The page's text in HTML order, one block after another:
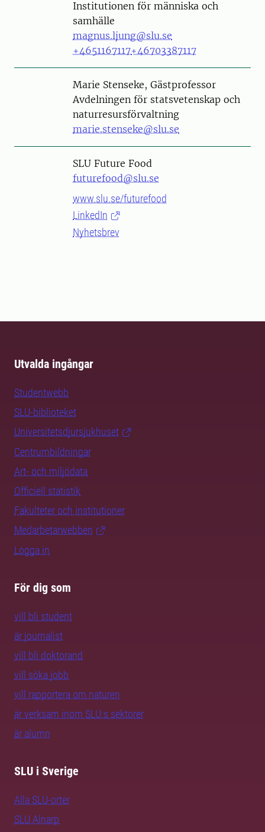
Institutionen för människa och
samhälle
magnus.ljung@slu.se
+4651167117+46703387117
PersonMarie Stenseke, Gästprofessor
Avdelningen för statsvetenskap och
naturresursförvaltning
marie.stenseke@slu.se
SLU Future Food
futurefood@slu.se
www.slu.se/futurefood
LinkedIn
Nyhetsbrev
Utvalda ingångar
Studentwebb
SLU-biblioteket
Universitetsdjursjukhuset
Centrumbildningar
Art- och miljödata
Officiell statistik
Fakulteter och institutioner
Medarbetarwebben
Logga in
För dig som
vill bli student
är journalist
vill bli doktorand
vill söka jobb
vill rapportera om naturen
är verksam inom SLU:s sektorer
är alumn
SLU i Sverige
Alla SLU-orter
SLU Alnarp